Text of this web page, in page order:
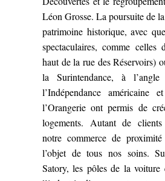
Léon Grosse. La poursuite de
patrimoine historique, avec
spectaculaires, comme celles
haut de la rue des Réservoirs)
la Surintendance, à
l’Indépendance
l’Orangerie ont permis de
logements. Autant de
notre commerce de
l’objet de tous nos soins.
Satory, les pôles de la voiture